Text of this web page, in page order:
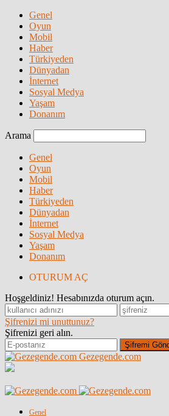
Genel
Oyun
Mobil
Haber
Türkiyeden
Dünyadan
İnternet
Sosyal Medya
Yaşam
Donanım
Arama
Genel
Oyun
Mobil
Haber
Türkiyeden
Dünyadan
İnternet
Sosyal Medya
Yaşam
Donanım
OTURUM AÇ
Hoşgeldiniz! Hesabınızda oturum açın.
Şifrenizi mi unuttunuz?
Şifrenizi geri alın.
Gezegende.com
Genel